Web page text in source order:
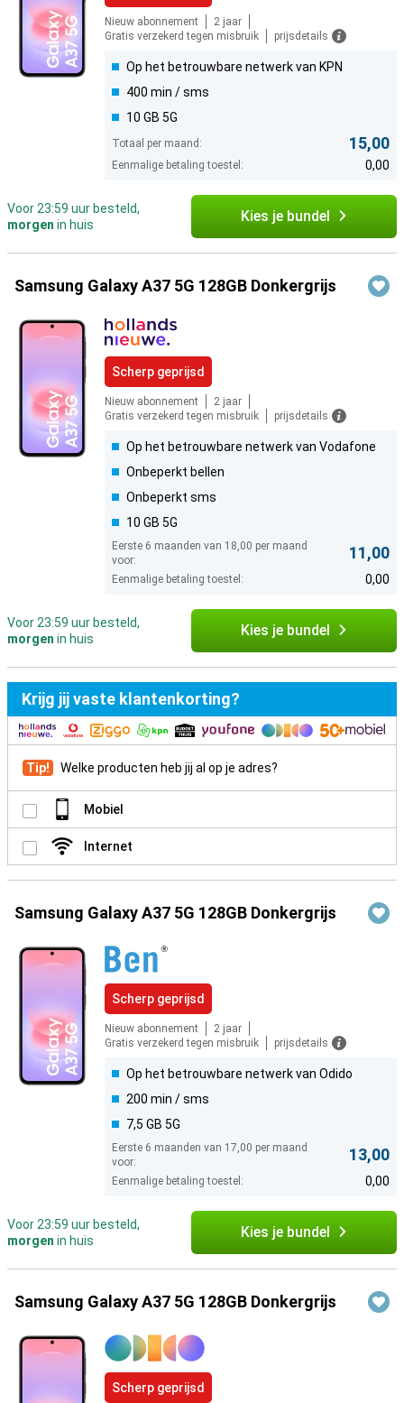
Nieuw abonnement
2 jaar
Gratis verzekerd tegen misbruik
prijsdetails
Op het betrouwbare netwerk van KPN
400 min / sms
10 GB 5G
Totaal per maand: 15,00
Eenmalige betaling toestel: 0,00
Voor 23:59 uur besteld,
morgen in huis Kies je bundel
Samsung Galaxy A37 5G 128GB Donkergrijs
Scherp geprijsd
Nieuw abonnement
2 jaar
Gratis verzekerd tegen misbruik
prijsdetails
Op het betrouwbare netwerk van Vodafone
Onbeperkt bellen
Onbeperkt sms
10 GB 5G
Eerste 6 maanden van 18,00 per maand
voor:
11,00
Eenmalige betaling toestel: 0,00
Voor 23:59 uur besteld,
morgen in huis Kies je bundel
Krijg jij vaste klantenkorting?
Tip! Welke producten heb jij al op je adres?
Mobiel
Internet
Samsung Galaxy A37 5G 128GB Donkergrijs
Scherp geprijsd
Nieuw abonnement
2 jaar
Gratis verzekerd tegen misbruik
prijsdetails
Op het betrouwbare netwerk van Odido
200 min / sms
7,5 GB 5G
Eerste 6 maanden van 17,00 per maand
voor:
13,00
Eenmalige betaling toestel: 0,00
Voor 23:59 uur besteld,
morgen in huis Kies je bundel
Samsung Galaxy A37 5G 128GB Donkergrijs
Scherp geprijsd